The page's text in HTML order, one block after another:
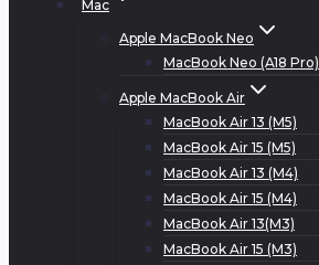
Mac
Apple MacBook Neo
MacBook Neo (A18 Pro)
Apple MacBook Air
MacBook Air 13 (M5)
MacBook Air 15 (M5)
MacBook Air 13 (M4)
MacBook Air 15 (M4)
MacBook Air 13(M3)
MacBook Air 15 (M3)